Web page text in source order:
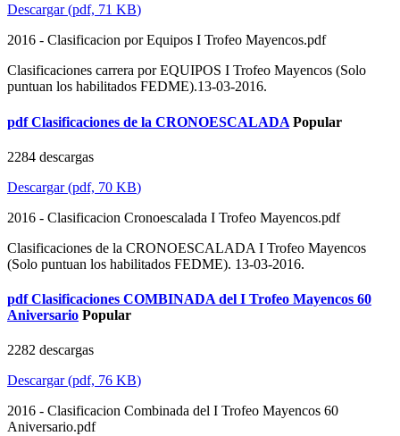
Descargar(pdf, 71 KB)
2016 - Clasificacion por Equipos I Trofeo Mayencos.pdf
Clasificaciones carrera por EQUIPOS I Trofeo Mayencos (Solo
puntuan los habilitados FEDME).13-03-2016.
pdf Clasificaciones de la CRONOESCALADA Popular
2284 descargas
Descargar(pdf, 70 KB)
2016 - Clasificacion Cronoescalada I Trofeo Mayencos.pdf
Clasificaciones de la CRONOESCALADA I Trofeo Mayencos
(Solo puntuan los habilitados FEDME). 13-03-2016.
pdf Clasificaciones COMBINADA del I Trofeo Mayencos 60
Aniversario Popular
2282 descargas
Descargar(pdf, 76 KB)
2016 - Clasificacion Combinada del I Trofeo Mayencos 60
Aniversario.pdf